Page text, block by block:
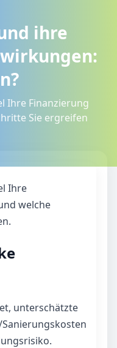
ihre
Ihre Finanzierung
Sie ergreifen
Ihre
welche
unterschätzte